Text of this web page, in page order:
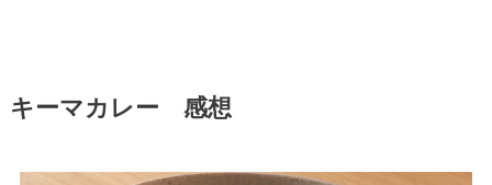
キーマカレー 感想